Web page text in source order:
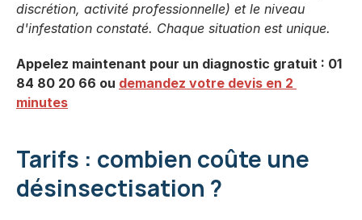
discrétion, activité professionnelle) et le niveau
d'infestation constaté. Chaque situation est unique.
Appelez maintenant pour un diagnostic gratuit : 01
84 80 20 66 ou demandez votre devis en 2
minutes
Tarifs : combien coûte une
désinsectisation ?